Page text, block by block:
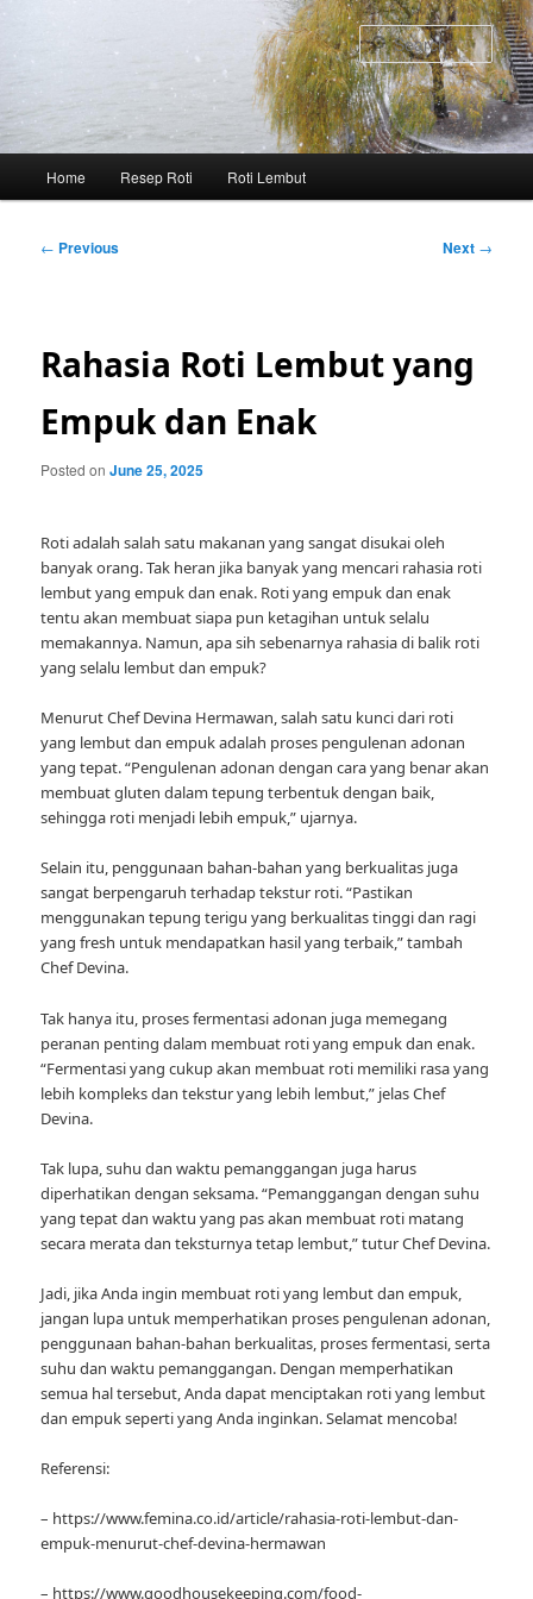
content
Home Resep Roti Roti Lembut
Post
← Previous Next →
Rahasia Roti Lembut yang
Empuk dan Enak
Posted onJune 25, 2025
Roti adalah salah satu makanan yang sangat disukai oleh
banyak orang. Tak heran jika banyak yang mencari rahasia roti
lembut yang empuk dan enak. Roti yang empuk dan enak
tentu akan membuat siapa pun ketagihan untuk selalu
memakannya. Namun, apa sih sebenarnya rahasia di balik roti
yang selalu lembut dan empuk?
Menurut Chef Devina Hermawan, salah satu kunci dari roti
yang lembut dan empuk adalah proses pengulenan adonan
yang tepat. “Pengulenan adonan dengan cara yang benar akan
membuat gluten dalam tepung terbentuk dengan baik,
sehingga roti menjadi lebih empuk,” ujarnya.
Selain itu, penggunaan bahan-bahan yang berkualitas juga
sangat berpengaruh terhadap tekstur roti. “Pastikan
menggunakan tepung terigu yang berkualitas tinggi dan ragi
yang fresh untuk mendapatkan hasil yang terbaik,” tambah
Chef Devina.
Tak hanya itu, proses fermentasi adonan juga memegang
peranan penting dalam membuat roti yang empuk dan enak.
“Fermentasi yang cukup akan membuat roti memiliki rasa yang
lebih kompleks dan tekstur yang lebih lembut,” jelas Chef
Devina.
Tak lupa, suhu dan waktu pemanggangan juga harus
diperhatikan dengan seksama. “Pemanggangan dengan suhu
yang tepat dan waktu yang pas akan membuat roti matang
secara merata dan teksturnya tetap lembut,” tutur Chef Devina.
Jadi, jika Anda ingin membuat roti yang lembut dan empuk,
jangan lupa untuk memperhatikan proses pengulenan adonan,
penggunaan bahan-bahan berkualitas, proses fermentasi, serta
suhu dan waktu pemanggangan. Dengan memperhatikan
semua hal tersebut, Anda dapat menciptakan roti yang lembut
dan empuk seperti yang Anda inginkan. Selamat mencoba!
Referensi:
– https://www.femina.co.id/article/rahasia-roti-lembut-dan-
empuk-menurut-chef-devina-hermawan
– https://www.goodhousekeeping.com/food-